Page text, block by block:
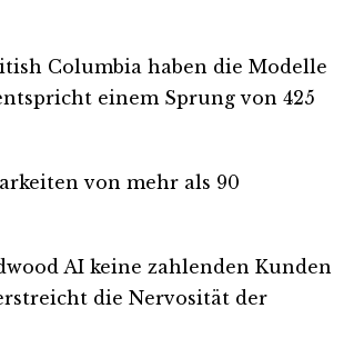
Columbia haben die Modelle
einem Sprung von 425
von mehr als 90
AI keine zahlenden Kunden
die Nervosität der